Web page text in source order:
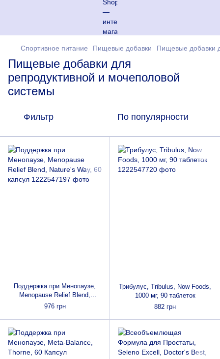
Спортивное питание Пищевые добавки Пищевые добавки
Пищевые добавки для
репродуктивной и мочеполовой
системы
Фильтр По популярности
Поддержка при Менопаузе,
Menopause Relief Blend,
Nature's Way, 60 капсул
976 грн
Трибулус, Tribulus, Now Foods,
1000 мг, 90 таблеток
882 грн